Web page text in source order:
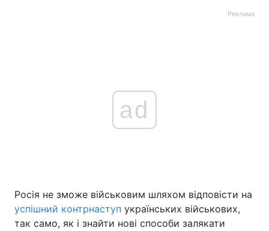
Реклама
ad
Росія не зможе військовим шляхом відповісти на
успішний контрнаступ українських військових,
так само, як і знайти нові способи залякати